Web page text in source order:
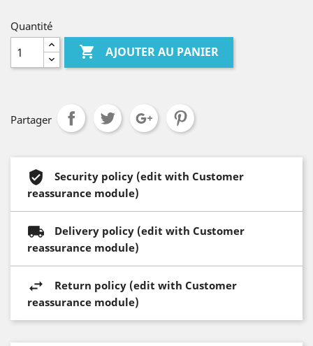
Quantité
 AJOUTER AU PANIER
Partager
Security policy (edit with Customer
reassurance module)
Delivery policy (edit with Customer
reassurance module)
Return policy (edit with Customer
reassurance module)